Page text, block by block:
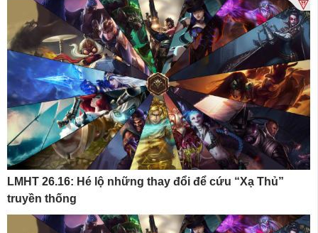
LMHT 26.16: Hé lộ những thay đổi để cứu “Xạ Thủ”
truyền thống